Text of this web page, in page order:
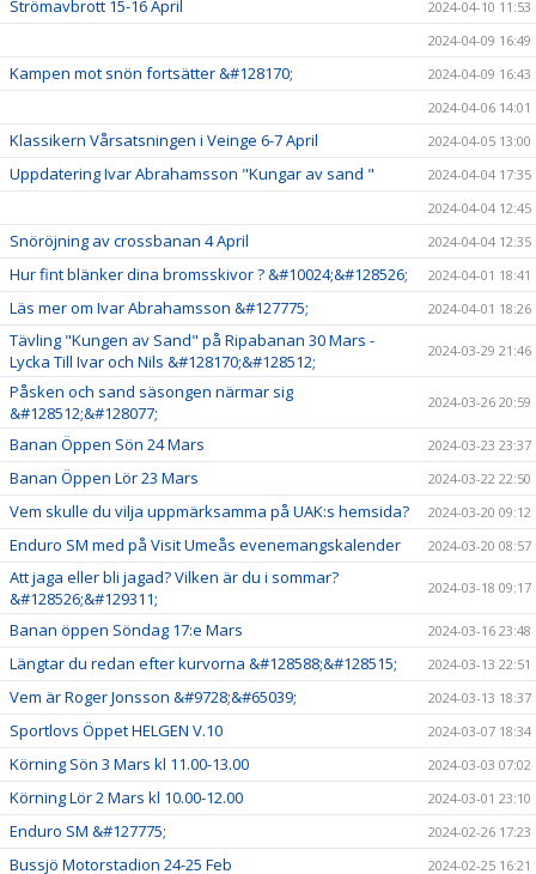
Strömavbrott 15-16 April
2024-04-10 11:53
2024-04-09 16:49
Kampen mot snön fortsätter &#128170;
2024-04-09 16:43
2024-04-06 14:01
Klassikern Vårsatsningen i Veinge 6-7 April 2024-04-05 13:00
Uppdatering Ivar Abrahamsson "Kungar av sand "
2024-04-04 17:35
2024-04-04 12:45
Snöröjning av crossbanan 4 April 2024-04-04 12:35
Hur fint blänker dina bromsskivor ? &#10024;&#128526; 2024-04-01 18:41
Läs mer om Ivar Abrahamsson &#127775; 2024-04-01 18:26
Tävling "Kungen av Sand" på Ripabanan 30 Mars -
Lycka Till Ivar och Nils &#128170;&#128512;
2024-03-29 21:46
Påsken och sand säsongen närmar sig
&#128512;&#128077;
2024-03-26 20:59
Banan Öppen Sön 24 Mars 2024-03-23 23:37
Banan Öppen Lör 23 Mars 2024-03-22 22:50
Vem skulle du vilja uppmärksamma på UAK:s hemsida? 2024-03-20 09:12
Enduro SM med på Visit Umeås evenemangskalender 2024-03-20 08:57
Att jaga eller bli jagad? Vilken är du i sommar?
&#128526;&#129311;
2024-03-18 09:17
Banan öppen Söndag 17:e Mars 2024-03-16 23:48
Längtar du redan efter kurvorna &#128588;&#128515; 2024-03-13 22:51
Vem är Roger Jonsson &#9728;&#65039; 2024-03-13 18:37
Sportlovs Öppet HELGEN V.10 2024-03-07 18:34
Körning Sön 3 Mars kl 11.00-13.00 2024-03-03 07:02
Körning Lör 2 Mars kl 10.00-12.00 2024-03-01 23:10
Enduro SM &#127775; 2024-02-26 17:23
Bussjö Motorstadion 24-25 Feb 2024-02-25 16:21